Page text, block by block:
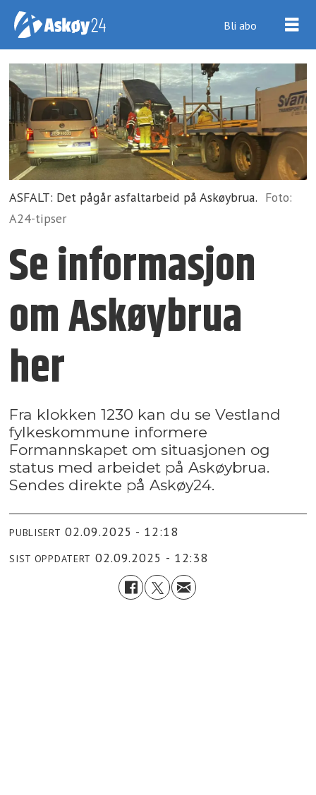
Bli abo
ASFALT: Det pågår asfaltarbeid på Askøybrua. Foto:
A24-tipser
Se informasjon
om Askøybrua
her
Fra klokken 1230 kan du se Vestland
fylkeskommune informere
Formannskapet om situasjonen og
status med arbeidet på Askøybrua.
Sendes direkte på Askøy24.
PUBLISERT 02.09.2025 - 12:18
SIST OPPDATERT 02.09.2025 - 12:38